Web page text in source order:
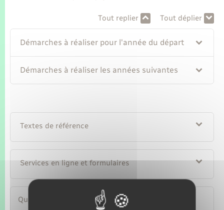
Tout replier Tout déplier
Démarches à réaliser pour l'année du départ
Démarches à réaliser les années suivantes
Textes de référence
Services en ligne et formulaires
Questions ? Réponses !